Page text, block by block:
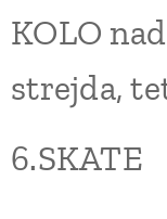
KOLO
strejda,
6.SKATE